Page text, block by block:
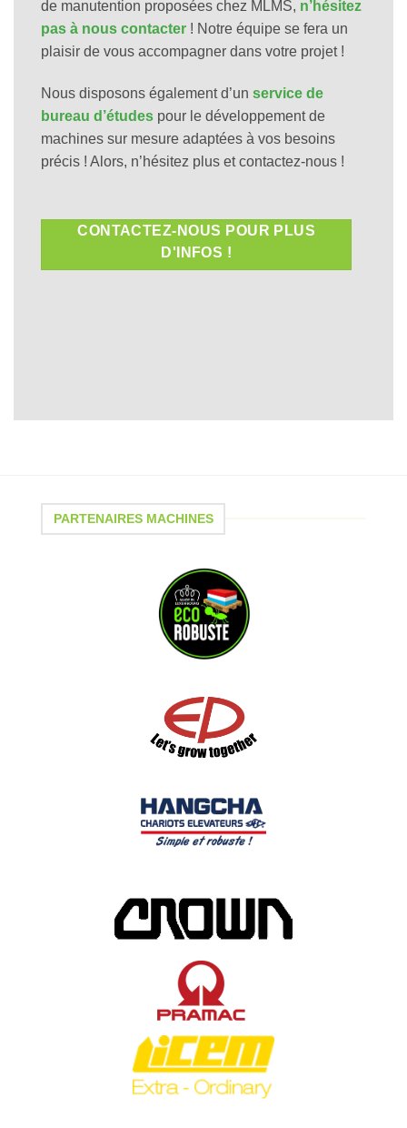
de manutention proposées chez MLMS, n’hésitez
pas à nous contacter ! Notre équipe se fera un
plaisir de vous accompagner dans votre projet !
Nous disposons également d’un service de
bureau d’études pour le développement de
machines sur mesure adaptées à vos besoins
précis ! Alors, n’hésitez plus et contactez-nous !
CONTACTEZ-NOUS POUR PLUS
D'INFOS !
PARTENAIRES MACHINES